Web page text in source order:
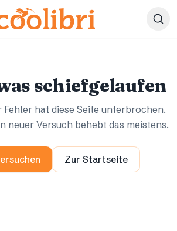
schiefgelaufen
hat diese Seite unterbrochen.
neuer Versuch behebt das meistens.
Zur Startseite